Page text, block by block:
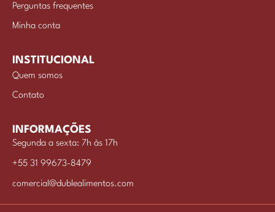
Perguntas frequentes
Minha conta
INSTITUCIONAL
Quem somos
Contato
INFORMAÇÕES
Segunda a sexta: 7h às 17h
+55 31 99673-8479
comercial@dublealimentos.com